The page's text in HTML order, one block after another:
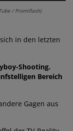
/ Promiflash)
in den letzten
Shooting.
Bereich
Gagen aus